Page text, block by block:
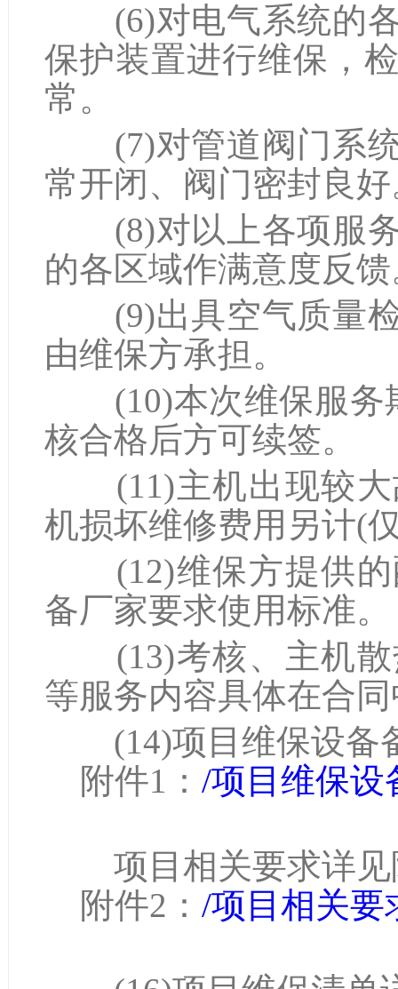
(6)对电气系统的各
保护装置进行维保，
常。
(7)对管道阀门系统
常开闭、阀门密封良
(8)对以上各项服务
的各区域作满意度反
(9)出具空气质量检
由维保方承担。
(10)本次维保服务
核合格后方可续签。
(11)主机出现较大
机损坏维修费用另计(
(12)维保方提供的
备厂家要求使用标准。
(13)考核、主机散
等服务内容具体在合
(14)项目维保设备
附件1： /项目维保设
项目相关要求详见
附件2： /项目相关要